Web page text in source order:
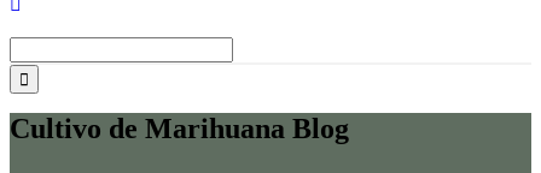
Cultivo de Marihuana Blog